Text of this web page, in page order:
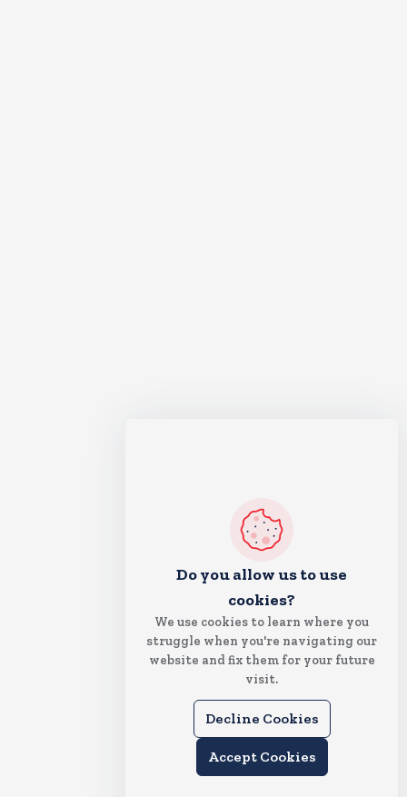
Do you allow us to use
cookies?
We use cookies to learn where you
struggle when you're navigating our
website and fix them for your future
visit.
Decline Cookies
Accept Cookies